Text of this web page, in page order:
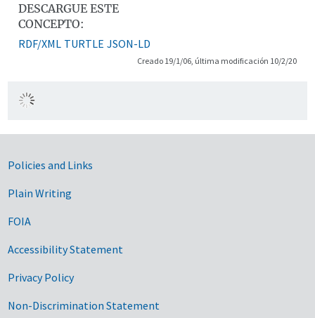
DESCARGUE ESTE
CONCEPTO:
RDF/XML TURTLE JSON-LD
Creado 19/1/06, última modificación 10/2/20
Government Links
Policies and Links
Plain Writing
FOIA
Accessibility Statement
Privacy Policy
Non-Discrimination Statement